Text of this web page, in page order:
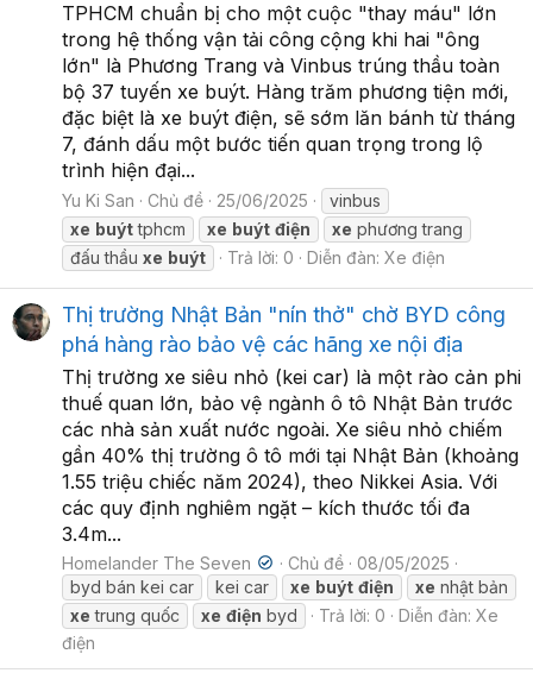
TPHCM chuẩn bị cho một cuộc "thay máu" lớn
trong hệ thống vận tải công cộng khi hai "ông
lớn" là Phương Trang và Vinbus trúng thầu toàn
bộ 37 tuyến xe buýt. Hàng trăm phương tiện mới,
đặc biệt là xe buýt điện, sẽ sớm lăn bánh từ tháng
7, đánh dấu một bước tiến quan trọng trong lộ
trình hiện đại...
Yu Ki San Chủ đề 25/06/2025
vinbus
xe buýttphcm xe buýt điện xe phương trang
đấu thầu xe buýt Trả lời: 0 Diễn đàn: Xe điện
Thị trường Nhật Bản "nín thở" chờ BYD công
phá hàng rào bảo vệ các hãng xe nội địa
Thị trường xe siêu nhỏ (kei car) là một rào cản phi
thuế quan lớn, bảo vệ ngành ô tô Nhật Bản trước
các nhà sản xuất nước ngoài. Xe siêu nhỏ chiếm
gần 40% thị trường ô tô mới tại Nhật Bản (khoảng
1.55 triệu chiếc năm 2024), theo Nikkei Asia. Với
các quy định nghiêm ngặt – kích thước tối đa
3.4m...
Homelander The Seven Chủ đề
08/05/2025
byd bán kei car
kei car xe buýt điện xe nhật bản
xe trung quốc xe điện byd Trả lời: 0 Diễn đàn: Xe
điện